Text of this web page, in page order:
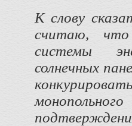
К слову
считаю, что
системы
солнечных